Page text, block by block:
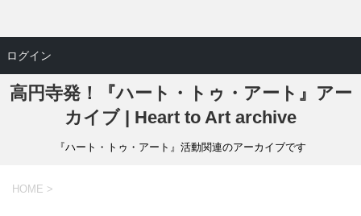
高円寺発！『ハート・トゥ・アート』アー
カイブ | Heart to Art archive
『ハート・トゥ・アート』活動関連のアーカイブです
HOME >
ログイン